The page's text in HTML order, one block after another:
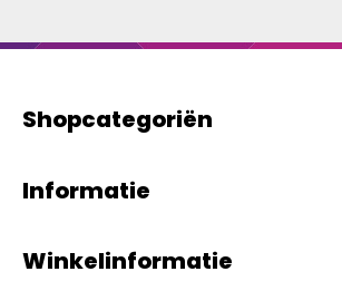
Shopcategoriën
Informatie
Winkelinformatie